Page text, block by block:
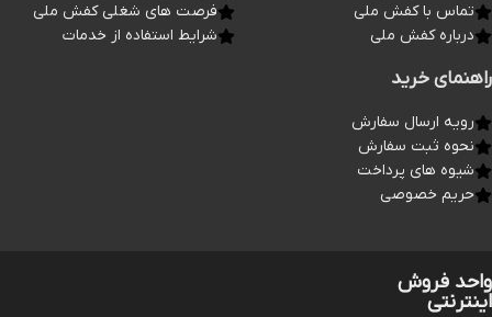
تماس با کفش ملی
درباره کفش ملی
فرصت های شغلی کفش ملی
شرایط استفاده از خدمات
راهنمای خرید
رویه ارسال سفارش
نحوه ثبت سفارش
شیوه های پرداخت
حریم خصوصی
واحد فروش
اینترنتی